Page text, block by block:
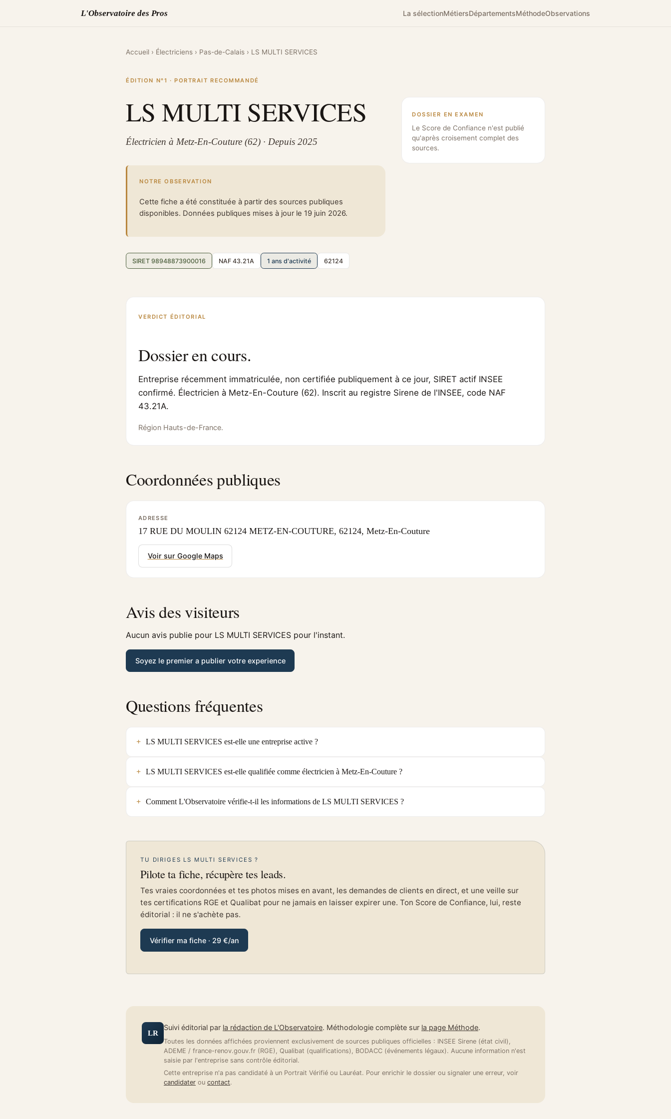
L'Observatoire des Pros La sélectionMétiersDépartementsMéthodeObservations
Accueil › Électriciens › Pas-de-Calais › LS MULTI SERVICES
ÉDITION N°1 · PORTRAIT RECOMMANDÉ
LS MULTI SERVICES
Électricien à Metz-En-Couture (62) · Depuis 2025
NOTRE OBSERVATION
Cette fiche a été constituée à partir des sources publiques
disponibles. Données publiques mises à jour le 19 juin 2026.
SIRET 98948873900016 NAF 43.21A 1 ans d'activité 62124
DOSSIER EN EXAMEN
Le Score de Confiance n'est publié
qu'après croisement complet des
sources.
VERDICT ÉDITORIAL
Dossier en cours.
Entreprise récemment immatriculée, non certifiée publiquement à ce jour, SIRET actif INSEE
confirmé. Électricien à Metz-En-Couture (62). Inscrit au registre Sirene de l'INSEE, code NAF
43.21A.
Région Hauts-de-France.
Coordonnées publiques
ADRESSE
17 RUE DU MOULIN 62124 METZ-EN-COUTURE, 62124, Metz-En-Couture
Voir sur Google Maps
Avis des visiteurs
Aucun avis publie pour LS MULTI SERVICES pour l'instant.
Soyez le premier a publier votre experience
Questions fréquentes
LS MULTI SERVICES est-elle une entreprise active ?
LS MULTI SERVICES est-elle qualifiée comme électricien à Metz-En-Couture ?
Comment L'Observatoire vérifie-t-il les informations de LS MULTI SERVICES ?
TU DIRIGES LS MULTI SERVICES ?
Pilote ta fiche, récupère tes leads.
Tes vraies coordonnées et tes photos mises en avant, les demandes de clients en direct, et une veille sur
tes certifications RGE et Qualibat pour ne jamais en laisser expirer une. Ton Score de Confiance, lui, reste
éditorial : il ne s'achète pas.
Vérifier ma fiche · 29 €/an
LR
Suivi éditorial par la rédaction de L'Observatoire. Méthodologie complète sur la page Méthode.
Toutes les données affichées proviennent exclusivement de sources publiques officielles : INSEE Sirene (état civil),
ADEME / france-renov.gouv.fr (RGE), Qualibat (qualifications), BODACC (événements légaux). Aucune information n'est
saisie par l'entreprise sans contrôle éditorial.
Cette entreprise n'a pas candidaté à un Portrait Vérifié ou Lauréat. Pour enrichir le dossier ou signaler une erreur, voir
candidater ou contact.